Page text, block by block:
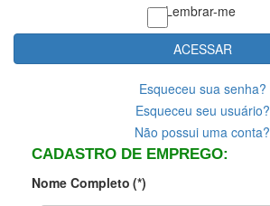
Lembrar-me
ACESSAR
Esqueceu sua senha?
Esqueceu seu usuário?
Não possui uma conta?
CADASTRO DE EMPREGO:
Nome Completo (*)